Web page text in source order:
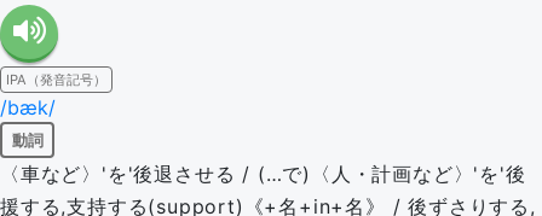
IPA（発音記号）
/bæk/
動詞
〈車など〉'を'後退させる / (…で)〈人・計画など〉'を'後
援する,支持する(support)《+名+in+名》 / 後ずさりする,